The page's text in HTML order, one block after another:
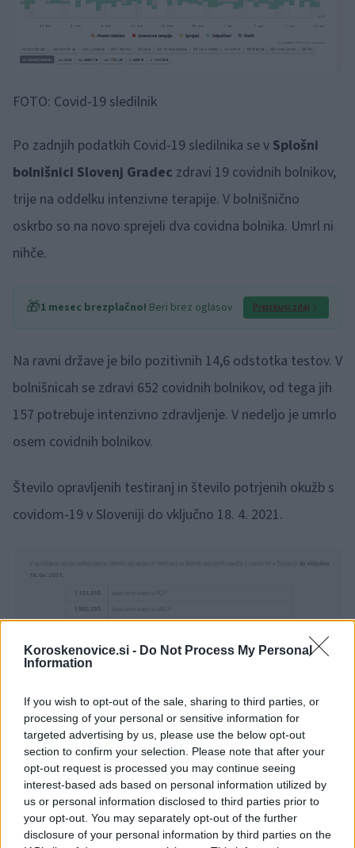
Koroskenovice.si - Do Not Process My Personal
Information
If you wish to opt-out of the sale, sharing to third parties, or
processing of your personal or sensitive information for
targeted advertising by us, please use the below opt-out
section to confirm your selection. Please note that after your
opt-out request is processed you may continue seeing
interest-based ads based on personal information utilized by
us or personal information disclosed to third parties prior to
your opt-out. You may separately opt-out of the further
disclosure of your personal information by third parties on the
FOTO: Covid-19 sledilnik
Po zadnjih podatkih Covid-19 sledilnika se v Splošni
bolnišnici Slovenj Gradec zdravi 19 covidnih bolnikov,
trije na oddelku intenzivne terapije. V bolnišnično
oskrbo so na novo sprejeli dva covidna bolnika. Umrl ni
nihče.
🎁1 mesec brezplačno! Beri brez oglasov Preizkusi zdaj
Na ravni države je bilo pozitivnih 14,6 odstotka testov. V
bolnišnicah se zdravi 652 covidnih bolnikov, od tega jih
157 potrebuje intenzivno zdravljenje. V nedeljo je umrlo
osem covidnih bolnikov.
Število opravljenih testiranj in število potrjenih okužb s
covidom-19 v Sloveniji do vključno 18. 4. 2021.
FOTO: NIJZ